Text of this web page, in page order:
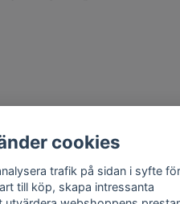
cookies
trafik på sidan i syfte
till köp, skapa intressanta